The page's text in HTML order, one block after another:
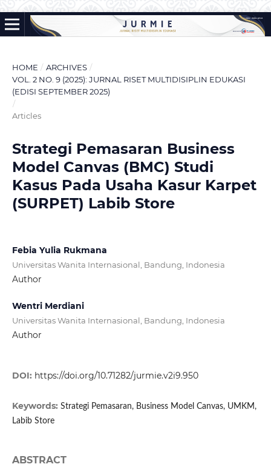
HOME / ARCHIVES /
VOL. 2 NO. 9 (2025): JURNAL RISET MULTIDISIPLIN EDUKASI
(EDISI SEPTEMBER 2025)
/
Articles
Strategi Pemasaran Business
Model Canvas (BMC) Studi
Kasus Pada Usaha Kasur Karpet
(SURPET) Labib Store
Febia Yulia Rukmana
Universitas Wanita Internasional, Bandung, Indonesia
Author
Wentri Merdiani
Universitas Wanita Internasional, Bandung, Indonesia
Author
DOI: https://doi.org/10.71282/jurmie.v2i9.950
Keywords: Strategi Pemasaran, Business Model Canvas, UMKM,
Labib Store
ABSTRACT